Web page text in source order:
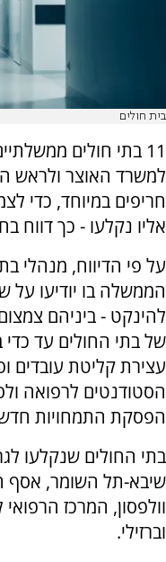
בית חולים
11 בתי חולים
למשרד האוצר ולראש
חריפים במיוחד, כדי
אליו נקלעו - כך דווח
על פי הדיווח, מנהלי
הממשלה בו יודיעו על
להינקט - ביניהם
של בתי החולים עד כדי
עצירת קליטת עובדים
הסטודנטים לרפואה
הפסקת התמחויות
בתי החולים שנקלעו
שיבא-תל השומר, אסף
וולפסון, המרכז הרפואי
וברזילי.